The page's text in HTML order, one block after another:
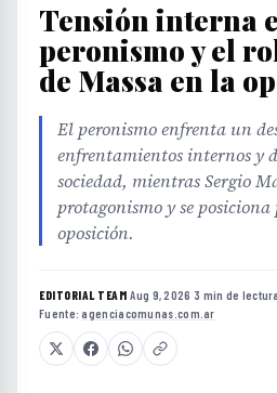
Tensión interna
peronismo y el
de Massa en la
El peronismo enfrenta un
enfrentamientos internos y
sociedad, mientras Sergio
protagonismo y se
oposición.
EDITORIAL TEAM·Aug 9, 2026 ·3 min de lectura
Fuente:agenciacomunas.com.ar